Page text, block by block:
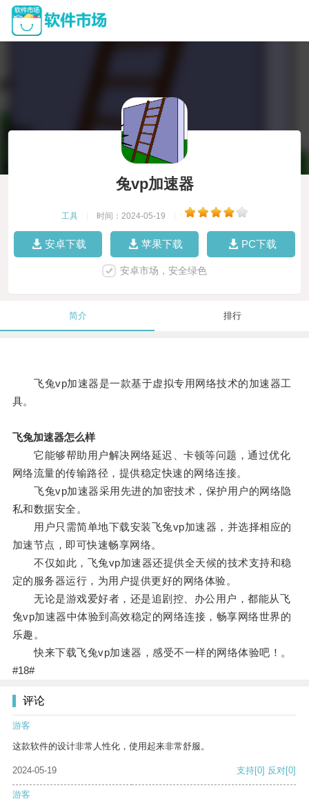
兔vp加速器
工具 时间：2024-05-19
安卓下载 苹果下载 PC下载
安卓市场，安全绿色
简介 排行
飞兔vp加速器是一款基于虚拟专用网络技术的加速器工
具。
飞兔加速器怎么样
它能够帮助用户解决网络延迟、卡顿等问题，通过优化
网络流量的传输路径，提供稳定快速的网络连接。
飞兔vp加速器采用先进的加密技术，保护用户的网络隐
私和数据安全。
用户只需简单地下载安装飞兔vp加速器，并选择相应的
加速节点，即可快速畅享网络。
不仅如此，飞兔vp加速器还提供全天候的技术支持和稳
定的服务器运行，为用户提供更好的网络体验。
无论是游戏爱好者，还是追剧控、办公用户，都能从飞
兔vp加速器中体验到高效稳定的网络连接，畅享网络世界的
乐趣。
快来下载飞兔vp加速器，感受不一样的网络体验吧！。
#18#
评论
游客
这款软件的设计非常人性化，使用起来非常舒服。
2024-05-19 支持[0] 反对[0]
游客